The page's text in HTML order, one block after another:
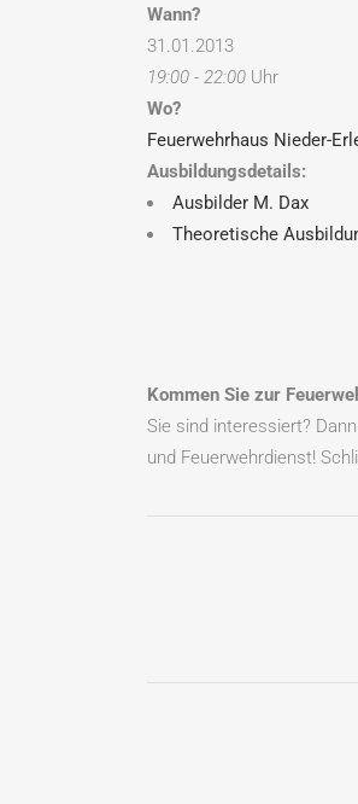
Wann?
31.01.2013
19:00 - 22:00 Uhr
Wo?
Feuerwehrhaus Nieder-
Ausbildungsdetails:
Ausbilder M. Dax
Theoretische
Kommen Sie zur
Sie sind interessiert?
und Feuerwehrdienst!